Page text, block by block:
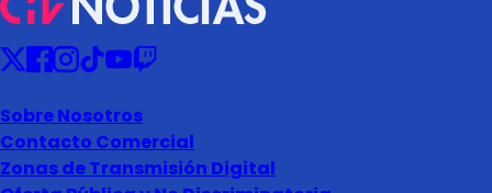
Sobre Nosotros
Contacto Comercial
Zonas de Transmisión Digital